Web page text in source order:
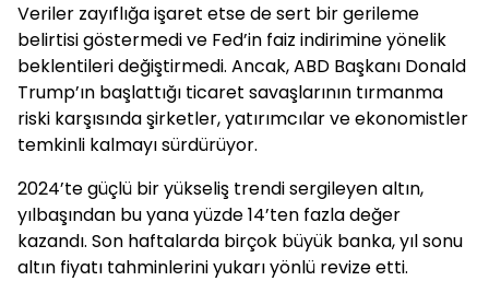
Veriler zayıflığa işaret etse de sert bir gerileme
belirtisi göstermedi ve Fed’in faiz indirimine yönelik
beklentileri değiştirmedi. Ancak, ABD Başkanı Donald
Trump’ın başlattığı ticaret savaşlarının tırmanma
riski karşısında şirketler, yatırımcılar ve ekonomistler
temkinli kalmayı sürdürüyor.
2024’te güçlü bir yükseliş trendi sergileyen altın,
yılbaşından bu yana yüzde 14’ten fazla değer
kazandı. Son haftalarda birçok büyük banka, yıl sonu
altın fiyatı tahminlerini yukarı yönlü revize etti.